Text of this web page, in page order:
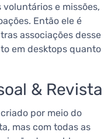
e missões,
Então ele é
associações desse
em desktops quanto
& Revista
por meio do
mas com todas as